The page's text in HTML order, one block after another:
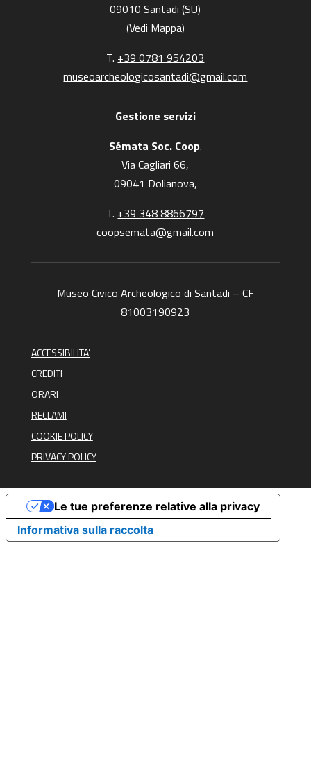
09010 Santadi (SU)
(Vedi Mappa)
T. +39 0781 954203
museoarcheologicosantadi@gmail.com
Gestione servizi
Sémata Soc. Coop.
Via Cagliari 66,
09041 Dolianova,
T. +39 348 8866797
coopsemata@gmail.com
Museo Civico Archeologico di Santadi – CF
81003190923
ACCESSIBILITA’
CREDITI
ORARI
RECLAMI
COOKIE POLICY
PRIVACY POLICY
Informativa sulla raccolta
Le tue preferenze relative alla privacy